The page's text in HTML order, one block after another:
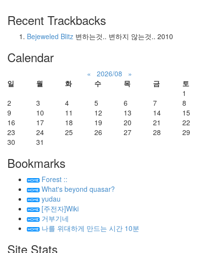
Recent Trackbacks
Bejeweled Blitz 변하는것.. 변하지 않는것.. 2010
Calendar
« 2026/08
»
일
월 화 수 목 금
토
1
2
3 4 5 6 7
8
9
10 11 12 13 14
15
16
17 18 19 20 21
22
23
24 25 26 27 28
29
30
31
Bookmarks
Forest ::
What's beyond quasar?
yudau
[주전자]Wiki
거부기네
나를 위대하게 만드는 시간 10분
Site Stats